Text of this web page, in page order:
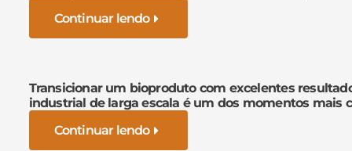
Continuar lendo
Transicionar um bioproduto com excelentes
industrial de larga escala é um dos momentos mais
Continuar lendo